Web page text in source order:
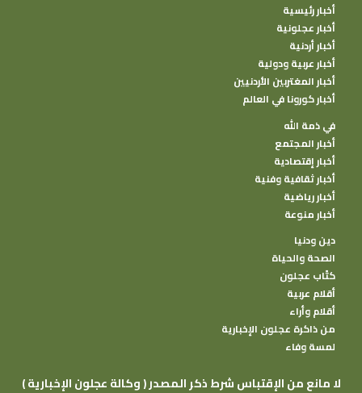
أخبار رئيسية
أخبار عجلونية
أخبار أردنية
أخبار عربية ودولية
أخبار المغتربين الأردنيين
أخبار كورونا في العالم
في ذمة الله
أخبار المجتمع
أخبار إقتصادية
أخبار ثقافية وفنية
أخبار رياضية
أخبار منوعة
دين ودنيا
الصحة والحياة
كتًاب عجلون
أقلام عربية
أقلام وأراء
من ذاكرة عجلون الإخبارية
لمسة وفاء
( وكالة عجلون الإخبارية ) لا مانع من الإقتباس شرط ذكر المصدر